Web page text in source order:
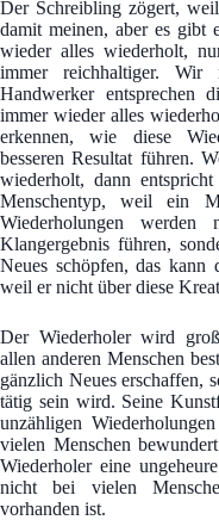
Der Schreibling zögert,
damit meinen, aber es gibt
wieder alles wiederholt,
immer reichhaltiger. Wir
Handwerker entsprechen
immer wieder alles
erkennen, wie diese
besseren Resultat führen.
wiederholt, dann
Menschentyp, weil ein
Wiederholungen
Klangergebnis führen,
Neues schöpfen, das kann
weil er nicht über diese
Der Wiederholer wird
allen anderen Menschen
gänzlich Neues erschaffen,
tätig sein wird. Seine
unzähligen
vielen Menschen
Wiederholer eine
nicht bei vielen
vorhanden ist.